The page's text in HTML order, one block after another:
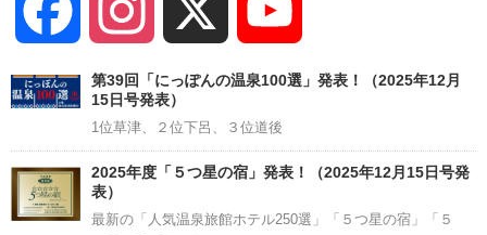
Facebook Instagram
Channel
第39回「にっぽんの温泉100選」発表！（2025年12月
15日号発表）
1位草津、２位下呂、３位道後
2025年度「５つ星の宿」発表！（2025年12月15日号発
表）
最新の「人気温泉旅館ホテル250選」「５つ星の宿」「５